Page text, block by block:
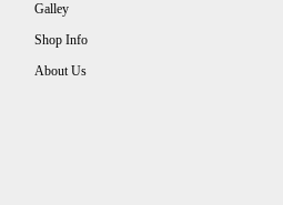
Galley
Shop Info
About Us